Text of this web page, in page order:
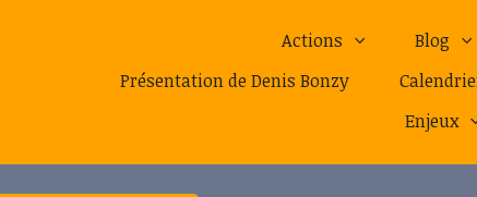
Actions Blog
Présentation de Denis Bonzy
Enjeux